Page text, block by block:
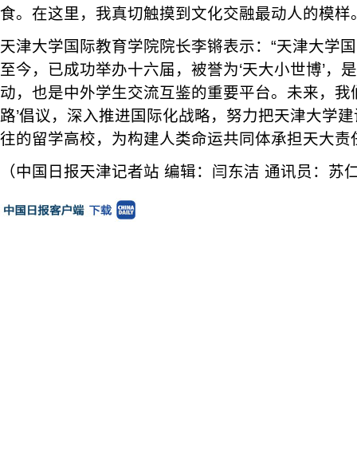
食。在这里，我真切触摸到文化交融最动人的模样
天津大学国际教育学院院长李锵表示：“天津大学
至今，已成功举办十六届，被誉为‘天大小世博’，
动，也是中外学生交流互鉴的重要平台。未来，我
路’倡议，深入推进国际化战略，努力把天津大学
往的留学高校，为构建人类命运共同体承担天大责
（中国日报天津记者站 编辑：闫东洁 通讯员：苏